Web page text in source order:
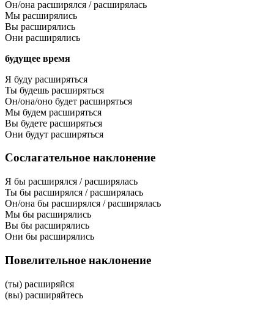
Он/она расширялся / расширялась
Мы расширялись
Вы расширялись
Они расширялись
будущее время
Я буду расширяться
Ты будешь расширяться
Он/она/оно будет расширяться
Мы будем расширяться
Вы будете расширяться
Они будут расширяться
Сослагательное наклонение
Я бы расширялся / расширялась
Ты бы расширялся / расширялась
Он/она бы расширялся / расширялась
Мы бы расширялись
Вы бы расширялись
Они бы расширялись
Повелительное наклонение
(ты) расширяйся
(вы) расширяйтесь